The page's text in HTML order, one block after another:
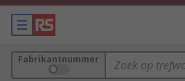
Fabrikantnummer